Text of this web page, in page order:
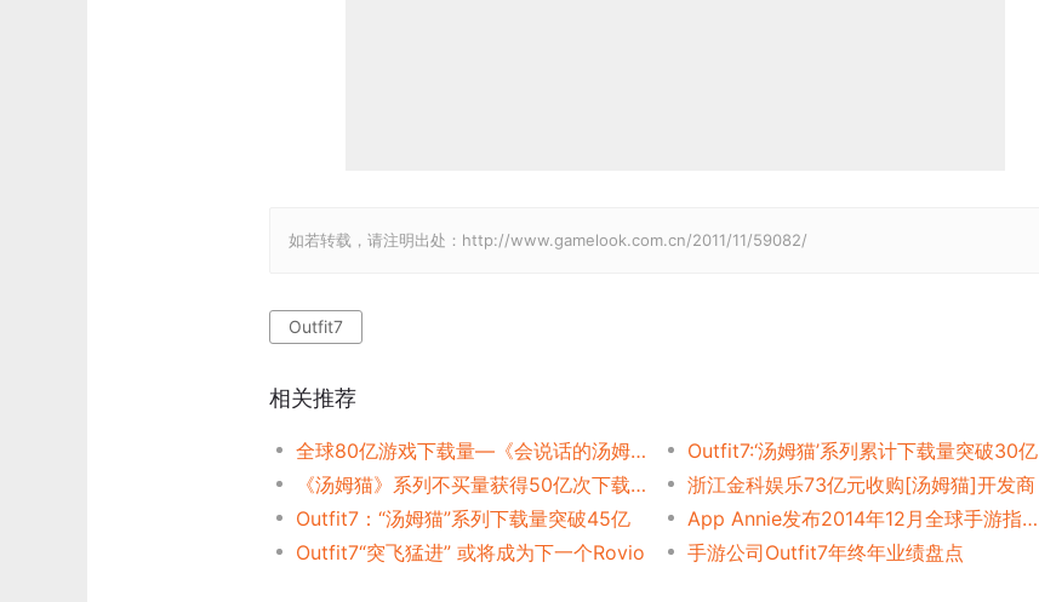
如若转载，请注明出处：http://www.gamelook.com.cn/2011/11/59082/
Outfit7
相关推荐
全球80亿游戏下载量—《会说话的汤姆猫家族》的新胜利
Outfit7:‘汤姆猫’系列累计下载量突破30亿
《汤姆猫》系列不买量获得50亿次下载:累计破70亿次
浙江金科娱乐73亿元收购[汤姆猫]开发商
Outfit7：“汤姆猫”系列下载量突破45亿
App Annie发布2014年12月全球手游指数
Outfit7“突飞猛进” 或将成为下一个Rovio
手游公司Outfit7年终年业绩盘点